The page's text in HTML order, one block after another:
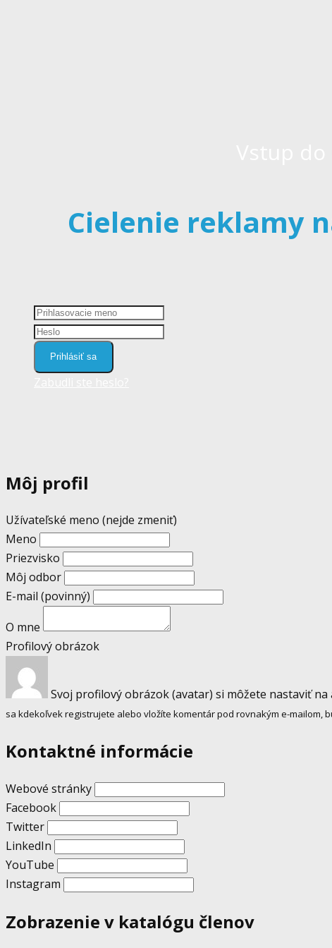
Cielenie reklamy
Prihlásiť sa
Môj profil
Užívateľské meno (nejde zmeniť)
Meno
Priezvisko
Môj odbor
E-mail (povinný)
O mne
Profilový obrázok
Svoj profilový obrázok (avatar) si môžete nastaviť na
sa kdekoľvek registrujete alebo vložíte komentár pod rovnakým e-
Kontaktné informácie
Webové stránky
Facebook
Twitter
LinkedIn
YouTube
Instagram
Zobrazenie v katalógu členov